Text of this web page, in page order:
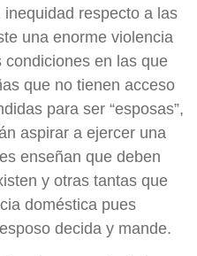
respecto a las
una enorme violencia
en las que
que no tienen acceso
para ser “esposas”,
aspirar a ejercer una
enseñan que deben
y otras tantas que
doméstica pues
decida y mande.